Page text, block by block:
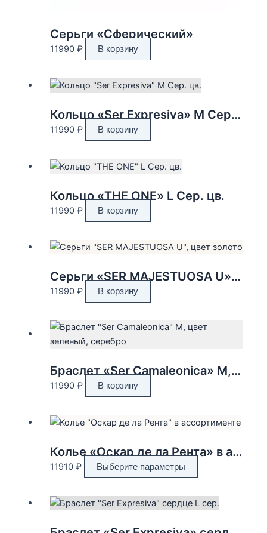
Серьги «Сферический»
11990 ₽ В корзину
Кольцо «Ser Expresiva» M Сер. цв.
11990 ₽ В корзину
Кольцо «THE ONE» L Сер. цв.
11990 ₽ В корзину
Серьги «SER MAJESTUOSA U», цвет золото
11990 ₽ В корзину
Браслет «Ser Camaleonica» M, цвет зеленый, серебро
11990 ₽ В корзину
Колье «Оскар де ла Рента» в ассортименте
11910 ₽ Выберите параметры
товар
имеет
несколько